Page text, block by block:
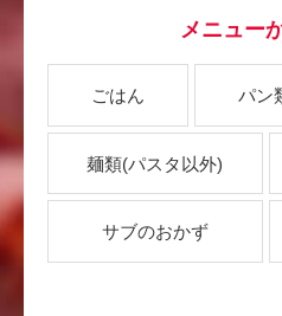
メニュー
ごはん パン
麺類(パスタ以外)
サブのおかず